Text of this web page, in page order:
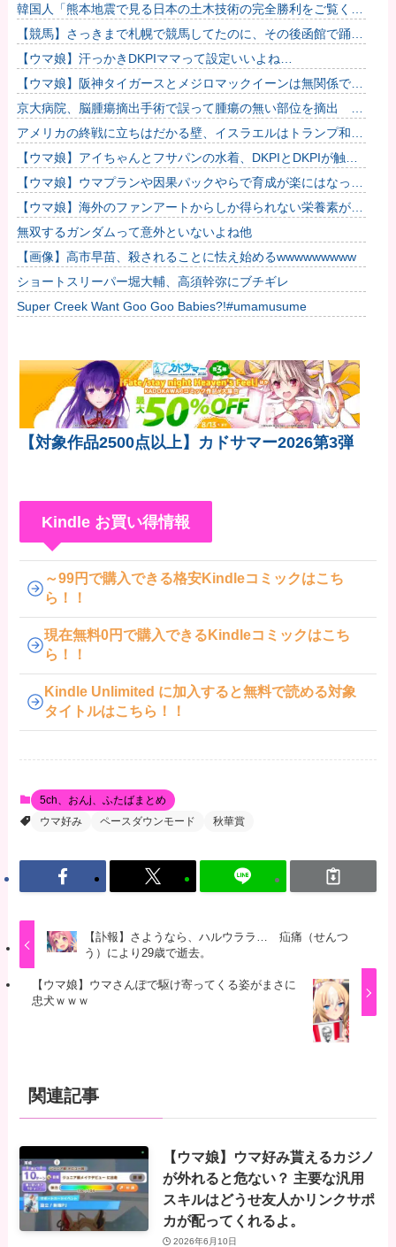
韓国人「熊本地震で見る日本の土木技術の完全勝利をご覧くだ
さい」→「これはすごいわ」「こういうのを見ると日本人は何
か適当に...
【競馬】さっきまで札幌で競馬してたのに、その後函館で踊る
武豊騎手
【ウマ娘】汗っかきDKPIママって設定いいよね…
【ウマ娘】阪神タイガースとメジロマックイーンは無関係で
す！
京大病院、脳腫瘍摘出手術で誤って腫瘍の無い部位を摘出 脳
幹など損傷受け植物状態に
アメリカの終戦に立ちはだかる壁、イスラエルはトランプ和平
案に「同意せず」！
【ウマ娘】アイちゃんとフサパンの水着、DKPIとDKPIが触れ
てる構図が良き…
【ウマ娘】ウマプランや因果パックやらで育成が楽にはなった
けどハードルも高くなってるんだ。
【ウマ娘】海外のファンアートからしか得られない栄養素があ
る。←「おデジ以外味付けが濃いな…」他
無双するガンダムって意外といないよね他
【画像】高市早苗、殺されることに怯え始めるwwwwwwwww
ショートスリーパー堀大輔、高須幹弥にブチギレ
Super Creek Want Goo Goo Babies?!#umamusume
【対象作品2500点以上】カドサマー2026第3弾
Kindle お買い得情報
～99円で購入できる格安Kindleコミックはこち
ら！！
現在無料0円で購入できるKindleコミックはこち
ら！！
Kindle Unlimited に加入すると無料で読める対象
タイトルはこちら！！
5ch、おんj、ふたばまとめ
ウマ好み
ペースダウンモード 秋華賞
【訃報】さようなら、ハルウララ… 疝痛（せんつ
う）により29歳で逝去。
【ウマ娘】ウマさんぽで駆け寄ってくる姿がまさに
忠犬ｗｗｗ
関連記事
【ウマ娘】ウマ好み貰えるカジノ
が外れると危ない？ 主要な汎用
スキルはどうせ友人かリンクサポ
カが配ってくれるよ。
2026年6月10日